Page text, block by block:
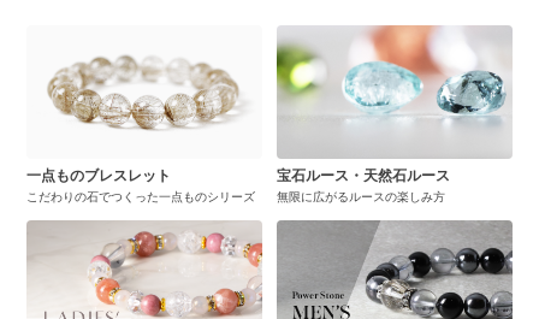
一点ものブレスレット
こだわりの石でつくった一点ものシリーズ
宝石ルース・天然石ルース
無限に広がるルースの楽しみ方